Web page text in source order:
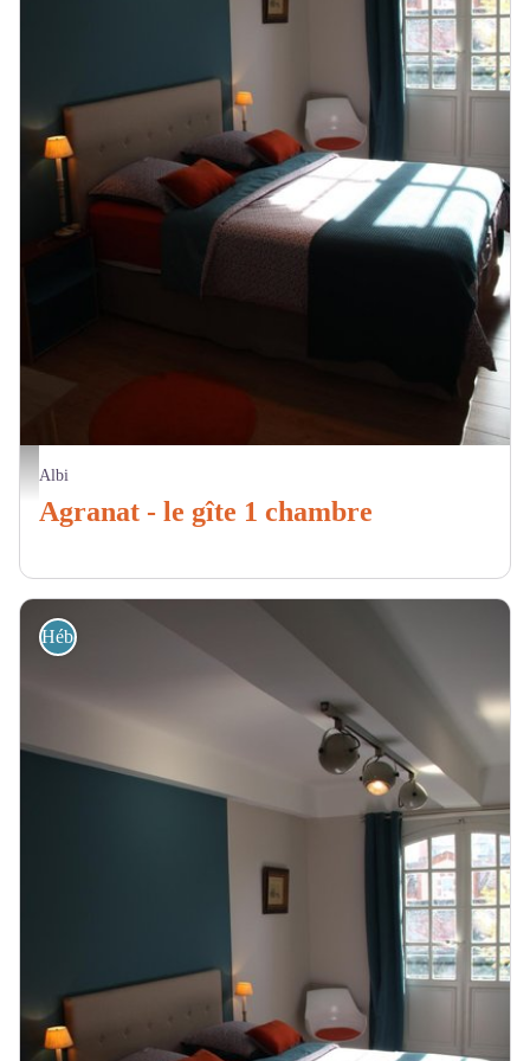
La première chambre - Gîtes de France
Albi
Agranat - le gîte 1 chambre
Hébergement